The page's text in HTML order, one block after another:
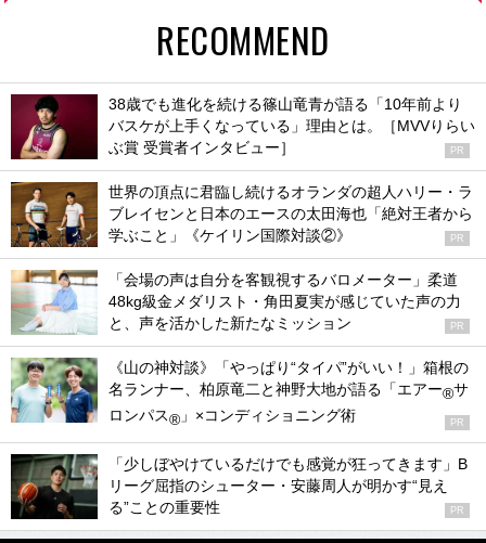
RECOMMEND
38歳でも進化を続ける篠山竜青が語る「10年前より
バスケが上手くなっている」理由とは。［MVVりらい
ぶ賞 受賞者インタビュー］
PR
世界の頂点に君臨し続けるオランダの超人ハリー・ラ
ブレイセンと日本のエースの太田海也「絶対王者から
学ぶこと」《ケイリン国際対談②》
PR
「会場の声は自分を客観視するバロメーター」柔道
48kg級金メダリスト・角田夏実が感じていた声の力
と、声を活かした新たなミッション
PR
《山の神対談》「やっぱり“タイパ”がいい！」箱根の
名ランナー、柏原竜二と神野大地が語る「エアー®サ
ロンパス® 」×コンディショニング術 PR
「少しぼやけているだけでも感覚が狂ってきます」B
リーグ屈指のシューター・安藤周人が明かす“見え
る”ことの重要性
PR